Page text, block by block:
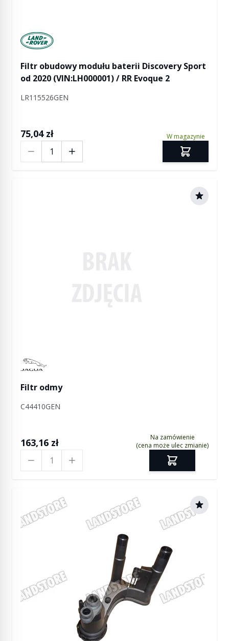
Manufactured by Land rover
Filtr obudowy modułu baterii Discovery Sport
od 2020 (VIN:LH000001) / RR Evoque 2
LR115526GEN
75,04 zł W magazynie
Manufactured by Jaguar
Filtr odmy
C44410GEN
163,16 zł
Na zamówienie
(cena może ulec zmianie)